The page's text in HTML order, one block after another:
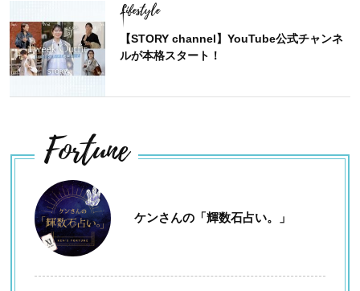
Lifestyle
【STORY channel】YouTube公式チャンネ
ルが本格スタート！
Fortune
ケンさんの「輝数石占い。」